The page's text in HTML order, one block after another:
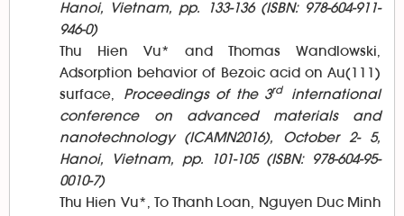
Hanoi, Vietnam, pp. 133-136 (ISBN: 978-604-911-
946-0)
Thu Hien Vu* and Thomas Wandlowski,
Adsorption behavior of Bezoic acid on Au(111)
surface, Proceedings of the 3rdinternational
conference on advanced materials and
nanotechnology (ICAMN2016), October 2- 5,
Hanoi, Vietnam, pp. 101-105 (ISBN: 978-604-95-
0010-7)
Thu Hien Vu*, To Thanh Loan, Nguyen Duc Minh